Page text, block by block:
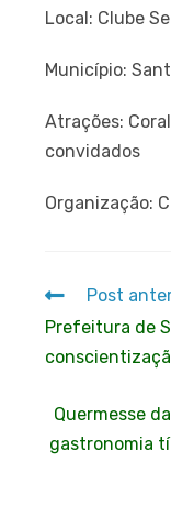
Local: Clube
Município:
Atrações:
convidados
Organização:
Post
Prefeitura de
Quermesse
gastronomia